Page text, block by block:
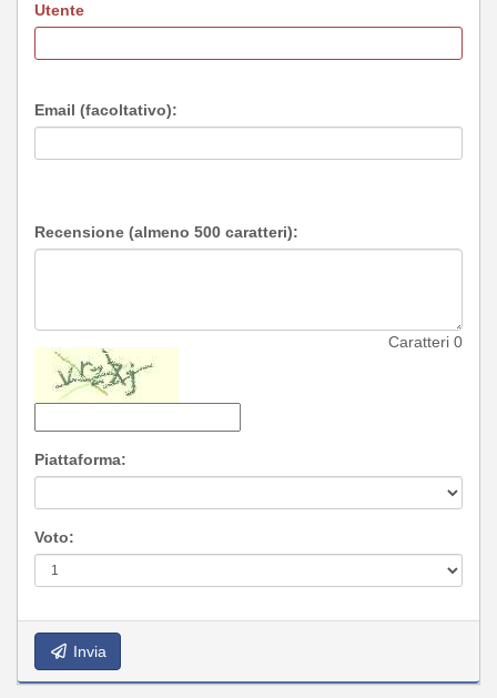
Utente
Email (facoltativo):
Recensione (almeno 500 caratteri):
Caratteri 0
Piattaforma:
Voto:
Invia